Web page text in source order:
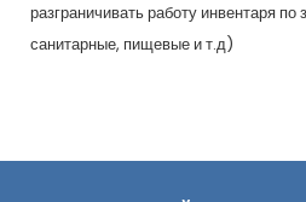
разграничивать работу инвентаря
санитарные, пищевые и т.д)